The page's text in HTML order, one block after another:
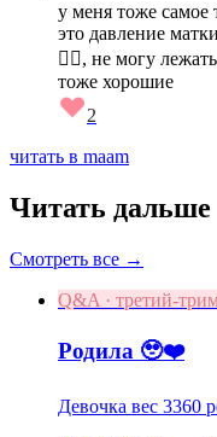
у меня тоже самое
это давление
🤷‍♀️, не могу
тоже хорошие
2
читать в maam
Читать дальше
Смотреть все →
Q&A · третий-
Родила 🥹❤️
Девочка вес 3360